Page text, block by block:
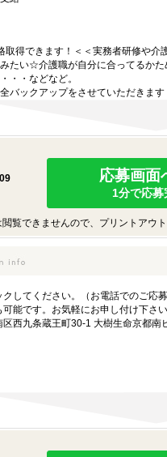
取得できます！＜＜実務者研修や
たい☆介護職が自分に合ってるか
・・などなど。
バックアップをさせていただきます
応募画面
1分で応
覧できませんので、プリントアウト
クしてください。（お電話でのご
能です。お気軽にお申し付け下さい
区西九条蔵王町30-1 大樹生命京都南